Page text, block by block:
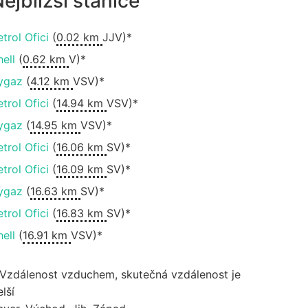
Ofici (0.02 km JJV)*
(0.62 km V)*
(4.12 km VSV)*
Ofici (14.94 km VSV)*
(14.95 km VSV)*
Ofici (16.06 km SV)*
Ofici (16.09 km SV)*
(16.63 km SV)*
Ofici (16.83 km SV)*
(16.91 km VSV)*
vzduchem, skutečná vzdálenost je